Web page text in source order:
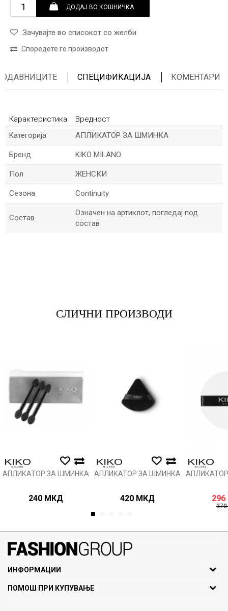
ДОДАЈ ВО КОШНИЧКА
Зачувајте во списокот со желби
Споредете го производот
СПЕЦИФИКАЦИЈА КОМЕНТАРИ
Карактеристика
Вредност
Kатегорија
АПЛИКАТОР ЗА ШМИНКА
Бренд KIKO MILANO
Пол ЖЕНСКИ
Сезона Continuity
Состав
Означен на артиклот, погледај под
состав
Анти спам заштита - пресметајте колку е 6 - 1 :
ИСПРАТИ
СЛИЧНИ ПРОИЗВОДИ
АПЛИКАТОР ЗА ШМИНКА
240 МКД
АПЛИКАТОР ЗА ШМИНКА
420 МКД 296
370
1
ИНФОРМАЦИИ
За нас
ПОМОШ ПРИ КУПУВАЊЕ